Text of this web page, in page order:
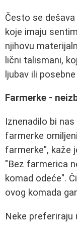
Često se
koje imaju
njihovu
lični talismani,
ljubav ili
Farmerke -
Iznenadilo bi
farmerke
farmerke", kaže
"Bez farmerica
komad odeće".
ovog komada
Neke preferiraju